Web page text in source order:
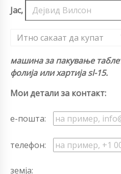
Јас,
Итно сакаат да купат
машина за пакување
фолија или хартија sl-15.
Мои детали за контакт:
е-пошта:
телефон:
земја: